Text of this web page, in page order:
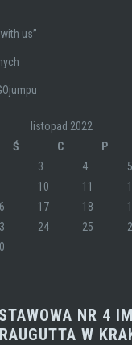
us”
listopad 2022
Ś C P
3 4 5
10 11
17 18
24 25
NR 4
W